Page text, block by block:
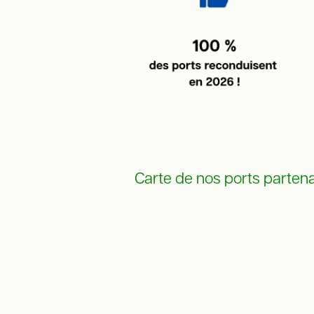
Carte de nos ports